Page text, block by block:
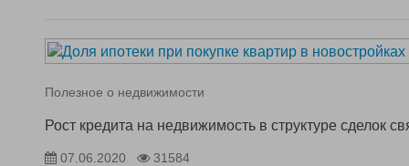
Полезное о недвижимости
Рост кредита на недвижимость в структуре сделок
07.06.2020 31584